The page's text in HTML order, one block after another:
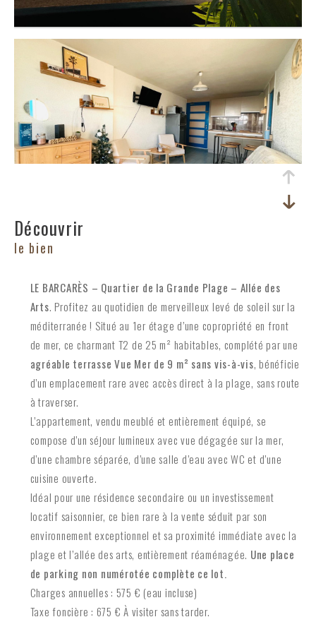
découvrir
le bien
LE BARCARÈS – Quartier de la Grande Plage – Allée des
Arts. Profitez au quotidien de merveilleux levé de soleil sur la
méditerranée ! Situé au 1er étage d’une copropriété en front
de mer, ce charmant T2 de 25 m² habitables, complété par une
agréable terrasse Vue Mer de 9 m² sans vis-à-vis, bénéficie
d’un emplacement rare avec accès direct à la plage, sans route
à traverser.
L’appartement, vendu meublé et entièrement équipé, se
compose d’un séjour lumineux avec vue dégagée sur la mer,
d’une chambre séparée, d’une salle d’eau avec WC et d’une
cuisine ouverte.
Idéal pour une résidence secondaire ou un investissement
locatif saisonnier, ce bien rare à la vente séduit par son
environnement exceptionnel et sa proximité immédiate avec la
plage et l’allée des arts, entièrement réaménagée. Une place
de parking non numérotée complète ce lot.
Charges annuelles : 575 € (eau incluse)
Taxe foncière : 675 € À visiter sans tarder.